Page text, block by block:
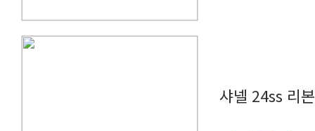
샤넬 24ss 리